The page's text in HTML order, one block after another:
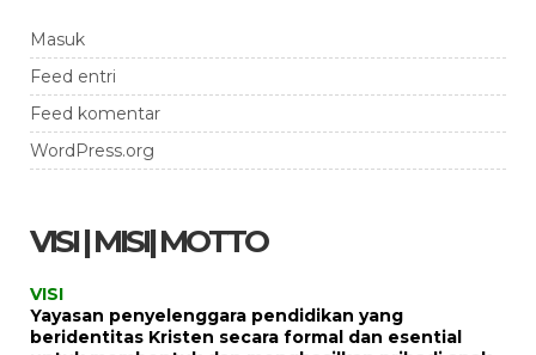
Masuk
Feed entri
Feed komentar
WordPress.org
VISI | MISI| MOTTO
VISI
Yayasan penyelenggara pendidikan yang
beridentitas Kristen secara formal dan esential